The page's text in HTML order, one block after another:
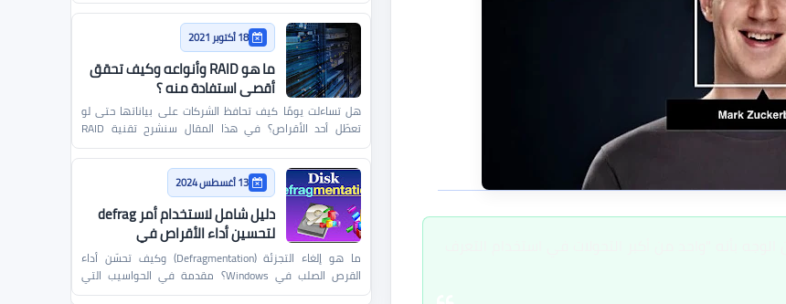
18 أكتوبر 2021
ما هو RAID وأنواعه وكيف تحقق
أقصى استفادة منه ؟
هل تساءلت يومًا كيف تحافظ الشركات على بياناتها حتى لو
تعطّل أحد الأقراص؟ في هذا المقال سنشرح تقنية RAID
ببساطة ون…
13 أغسطس 2024
دليل شامل لاستخدام أمر defrag
لتحسين أداء الأقراص في
Windows
ما هو إلغاء التجزئة (Defragmentation) وكيف تحسّن أداء
القرص الصلب في Windows؟ مقدمة في الحواسيب التي
تعمل بنظام…